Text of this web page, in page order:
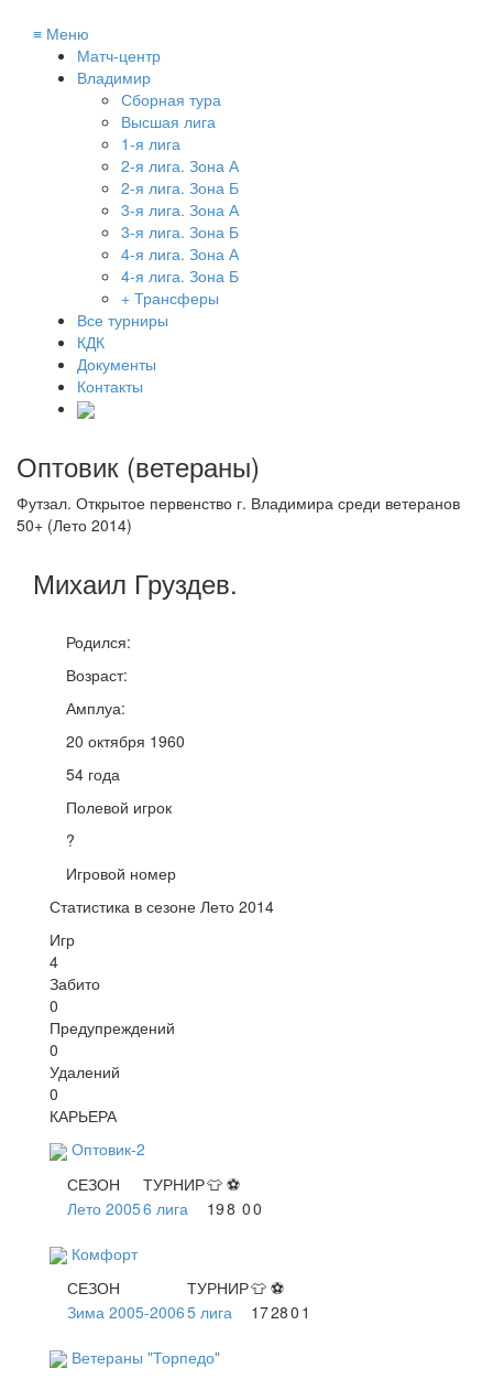
≡ Меню
Матч-центр
Владимир
Сборная тура
Высшая лига
1-я лига
2-я лига. Зона А
2-я лига. Зона Б
3-я лига. Зона А
3-я лига. Зона Б
4-я лига. Зона А
4-я лига. Зона Б
+ Трансферы
Все турниры
КДК
Документы
Контакты
Оптовик (ветераны)
Футзал. Открытое первенство г. Владимира среди ветеранов
50+ (Лето 2014)
Михаил Груздев.
Родился:
Возраст:
Амплуа:
20 октября 1960
54 года
Полевой игрок
?
Игровой номер
Статистика в сезоне Лето 2014
Игр
4
Забито
0
Предупреждений
0
Удалений
0
КАРЬЕРА
Оптовик-2
СЕЗОН
ТУРНИР👕 ⚽
Лето 20056 лига 198 00
Комфорт
СЕЗОН
ТУРНИР👕 ⚽
Зима 2005-20065 лига 17280 1
Ветераны "Торпедо"